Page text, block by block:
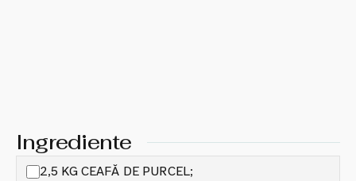
Ingrediente
2,5 KG CEAFĂ DE PURCEL;